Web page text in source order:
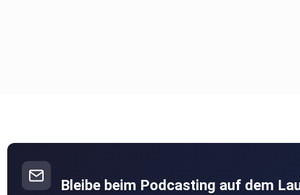
Bleibe beim Podcasting auf dem